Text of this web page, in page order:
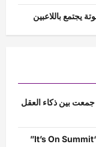
يجتمع باللاعبين
جمعت بين ذكاء العقل
انطلاقة جديدة تحت شعار “It’s On Summit”